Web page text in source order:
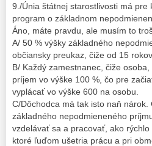
9./Únia štátnej starostlivosti má
program o základnom
Áno, máte pravdu, ale musím to
A/ 50 % výšky základného
občiansky preukaz, čiže od 15
B/ Každý zamestnanec, čiže
príjem vo výške 100 %, čo pre
vyplácať vo výške 600 na osobu.
C/Dôchodca má tak isto naň
základného nepodmieneného
vzdelávať sa a pracovať, ako
ktoré ľuďom ušetria prácu a pri